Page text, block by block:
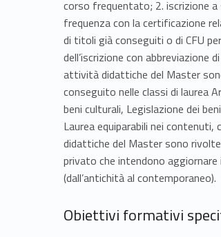
corso frequentato; 2. iscrizione a
frequenza con la certificazione
di titoli già conseguiti o di CFU
dell’iscrizione con abbreviazione
attività didattiche del Master
conseguito nelle classi di laurea
beni culturali, Legislazione dei
Laurea equiparabili nei
didattiche del Master sono
privato che intendono aggiornare
(dall’antichità al contemporaneo).
Obiettivi formativi